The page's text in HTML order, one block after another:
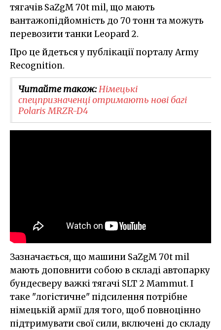
тягачів SaZgM 70t mil, що мають
вантажопідйомність до 70 тонн та можуть
перевозити танки Leopard 2.
Про це йдеться у публікації порталу Army
Recognition.
Читайте також:​Німецькі
спецпризначенці отримають нові багі
Polaris MRZR-D4
Зазначається, що машини SaZgM 70t mil
мають доповнити собою в складі автопарку
бундесверу важкі тягачі SLT 2 Mammut. І
таке "логістичне" підсилення потрібне
німецькій армії для того, щоб повноцінно
підтримувати свої сили, включені до складу